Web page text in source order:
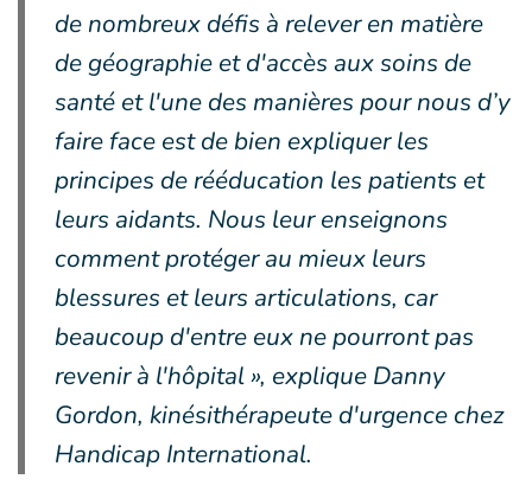
de nombreux défis à relever en matière
de géographie et d'accès aux soins de
santé et l'une des manières pour nous d’y
faire face est de bien expliquer les
principes de rééducation les patients et
leurs aidants. Nous leur enseignons
comment protéger au mieux leurs
blessures et leurs articulations, car
beaucoup d'entre eux ne pourront pas
revenir à l'hôpital », explique Danny
Gordon, kinésithérapeute d'urgence chez
Handicap International.